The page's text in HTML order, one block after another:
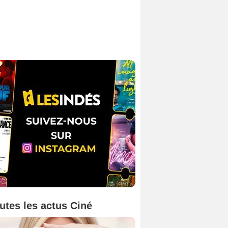
les actus Ciné